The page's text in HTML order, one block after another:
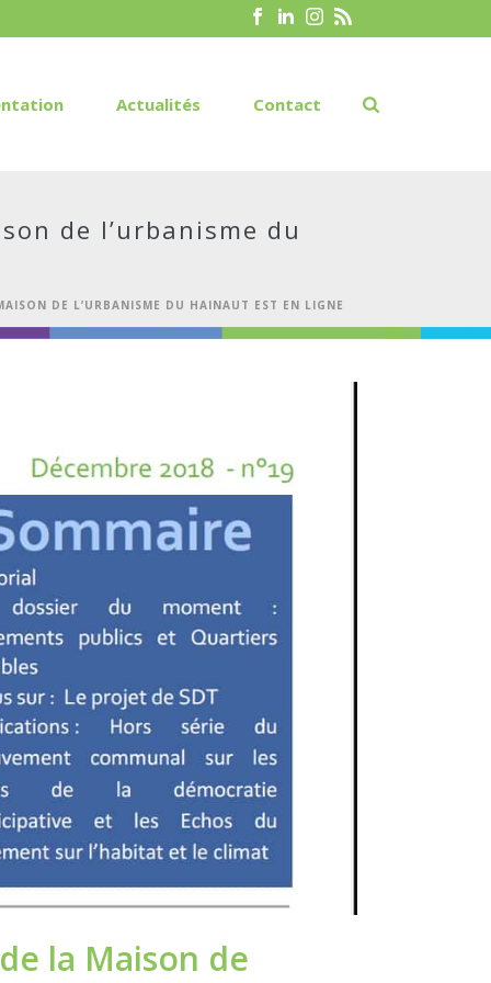
Actualités Contact
de l’urbanisme du
DE L’URBANISME DU HAINAUT EST EN LIGNE
la Maison de